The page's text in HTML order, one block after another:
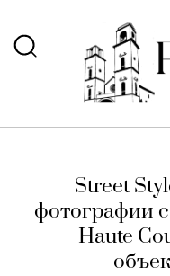
Street
фотографии
Haute